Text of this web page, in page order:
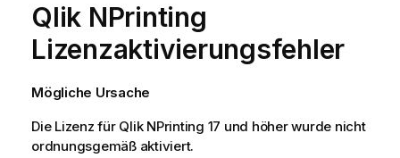
Qlik NPrinting
Lizenzaktivierungsfehler
Mögliche Ursache
Die Lizenz für Qlik NPrinting 17 und höher wurde nicht
ordnungsgemäß aktiviert.